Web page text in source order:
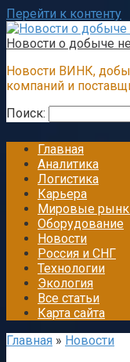
Перейти к контенту
Новости о добыче
Новости ВИНК,
компаний и
Поиск:
Главная
Аналитика
Логистика
Карьера
Мировые
Оборудование
Новости
Россия и СНГ
Технологии
Экология
Все статьи
Карта сайта
Главная » Новости